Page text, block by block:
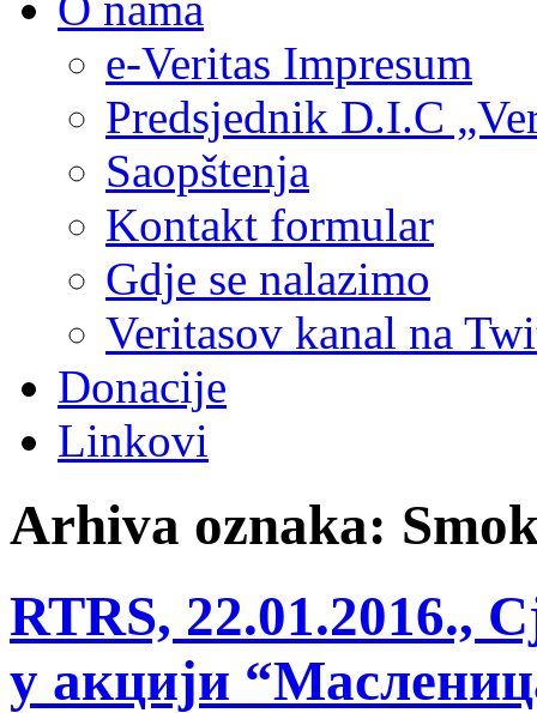
e-Veritas Impresum
Predsjednik D.I.C
Saopštenja
Kontakt formular
Gdje se nalazimo
Veritasov kanal na
Donacije
Linkovi
Arhiva oznaka:
RTRS, 22.01.2016.,
у акцији